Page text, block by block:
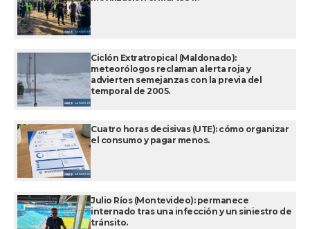
Ciclón Extratropical (Maldonado):
meteorólogos reclaman alerta roja y
advierten semejanzas con la previa del
temporal de 2005.
Cuatro horas decisivas (UTE): cómo organizar
el consumo y pagar menos.
Julio Ríos (Montevideo): permanece
internado tras una infección y un siniestro de
tránsito.